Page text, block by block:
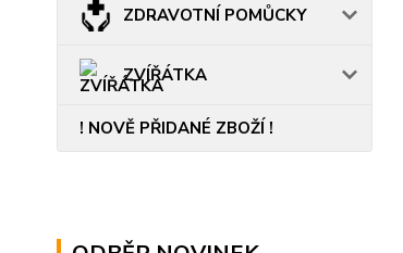
ZDRAVOTNÍ POMŮCKY
ZVÍŘÁTKA
! NOVĚ PŘIDANÉ ZBOŽÍ !